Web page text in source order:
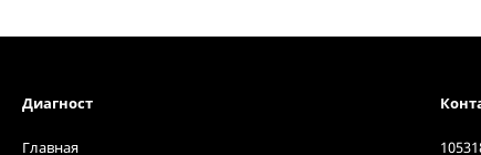
Диагност
Главная